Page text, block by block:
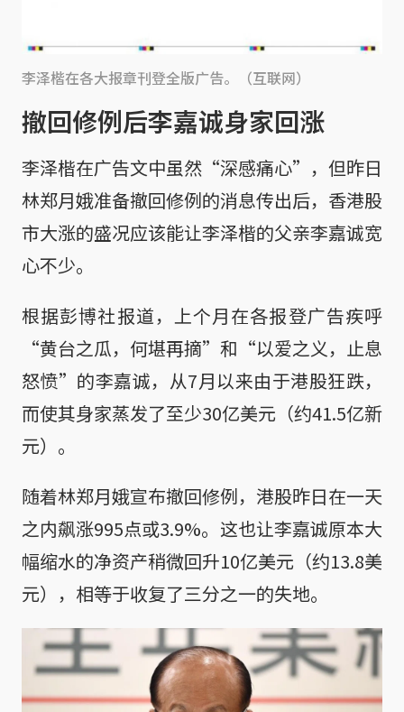
李泽楷在各大报章刊登全版广告。（互联网）
撤回修例后李嘉诚身家回涨
李泽楷在广告文中虽然“深感痛心”，但昨日
林郑月娥准备撤回修例的消息传出后，香港股
市大涨的盛况应该能让李泽楷的父亲李嘉诚宽
心不少。
根据彭博社报道，上个月在各报登广告疾呼
“黄台之瓜，何堪再摘”和“以爱之义，止息
怒愤”的李嘉诚，从7月以来由于港股狂跌，
而使其身家蒸发了至少30亿美元（约41.5亿新
元）。
随着林郑月娥宣布撤回修例，港股昨日在一天
之内飙涨995点或3.9%。这也让李嘉诚原本大
幅缩水的净资产稍微回升10亿美元（约13.8美
元），相等于收复了三分之一的失地。